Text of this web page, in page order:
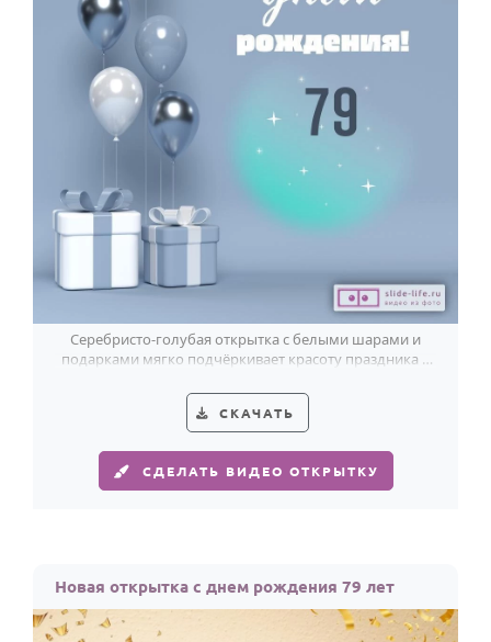
Серебристо-голубая открытка с белыми шарами и
подарками мягко подчёркивает красоту праздника в
СКАЧАТЬ
СДЕЛАТЬ ВИДЕО ОТКРЫТКУ
Новая открытка с днем рождения 79 лет